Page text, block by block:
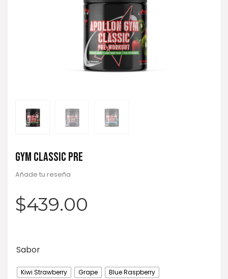
GYM CLASSIC PRE
Añade tu reseña
$439.00
Sabor
Kiwi Strawberry Grape Blue Raspberry